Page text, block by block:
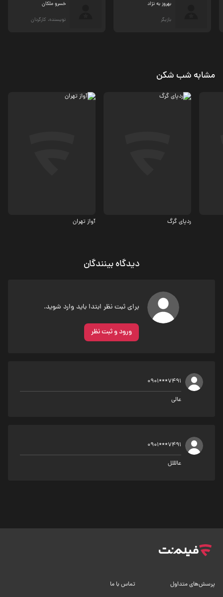
بهروز به نژاد
بازیگر
خسرو ملکان
نویسنده، کارگردان
مشابه شب شکن
ردپای گرگ آواز تهران
دیدگاه بینندگان
برای ثبت نظر ابتدا باید وارد شوید.
ورود و ثبت نظر
0901***7491
عالی
0901***7491
عالللل
پرسش‌های متداول تماس با ما